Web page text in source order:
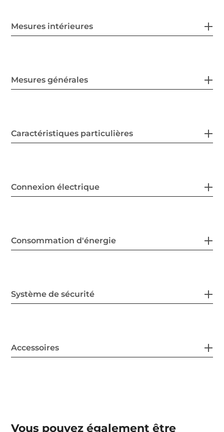
Mesures intérieures
Mesures générales
Caractéristiques particulières
Connexion électrique
Consommation d'énergie
Système de sécurité
Accessoires
Vous pouvez également être